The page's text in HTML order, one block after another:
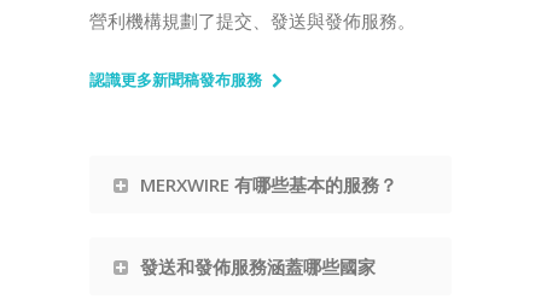
營利機構規劃了提交、發送與發佈服務。
認識更多新聞稿發布服務
MERXWIRE 有哪些基本的服務？
發送和發佈服務涵蓋哪些國家